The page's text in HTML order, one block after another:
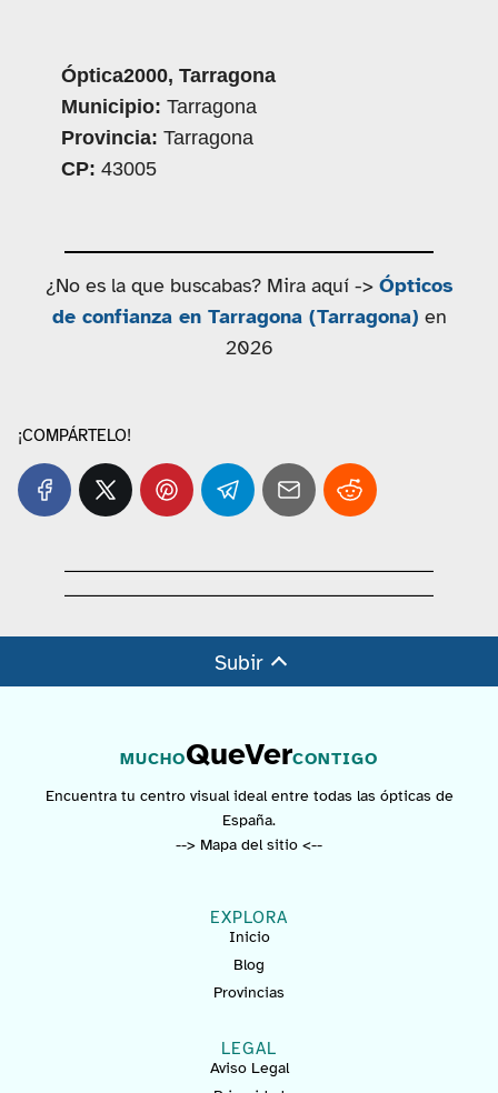
Óptica2000, Tarragona
Municipio: Tarragona
Provincia: Tarragona
CP: 43005
¿No es la que buscabas? Mira aquí -> Ópticos
de confianza en Tarragona (Tarragona) en
2026
¡COMPÁRTELO!
Subir
MUCHOQueVerCONTIGO
Encuentra tu centro visual ideal entre todas las ópticas de
España.
--> Mapa del sitio <--
EXPLORA
Inicio
Blog
Provincias
LEGAL
Aviso Legal